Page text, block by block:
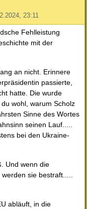
23:11
Fehlleistung
mit der
an nicht. Erinnere
passierte,
hatte. Die wurde
wohl, warum Scholz
Sinne des Wortes
seinen Lauf.....
bei den Ukraine-
Und wenn die
sie bestraft.....
abläuft, in die